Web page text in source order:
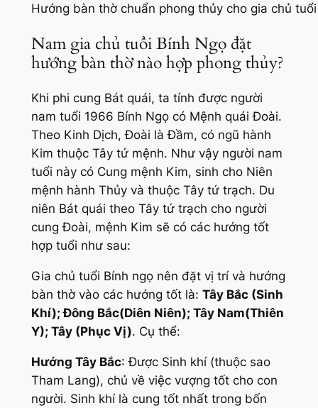
Hướng bàn thờ chuẩn phong thủy cho gia chủ
Nam gia chủ tuổi Bính Ngọ đặt
hướng bàn thờ nào hợp phong thủy?
Khi phi cung Bát quái, ta tính được người
nam tuổi 1966 Bính Ngọ có Mệnh quái Đoài.
Theo Kinh Dịch, Đoài là Đầm, có ngũ hành
Kim thuộc Tây tứ mệnh. Như vậy người nam
tuổi này có Cung mệnh Kim, sinh cho Niên
mệnh hành Thủy và thuộc Tây tứ trạch. Du
niên Bát quái theo Tây tứ trạch cho người
cung Đoài, mệnh Kim sẽ có các hướng tốt
hợp tuổi như sau:
Gia chủ tuổi Bính ngọ nên đặt vị trí và hướng
bàn thờ vào các hướng tốt là: Tây Bắc (Sinh
Khí); Đông Bắc(Diên Niên); Tây Nam(Thiên
Y); Tây (Phục Vị). Cụ thể:
Hướng Tây Bắc: Được Sinh khí (thuộc sao
Tham Lang), chủ về việc vượng tốt cho con
người. Sinh khí là cung tốt nhất trong bốn